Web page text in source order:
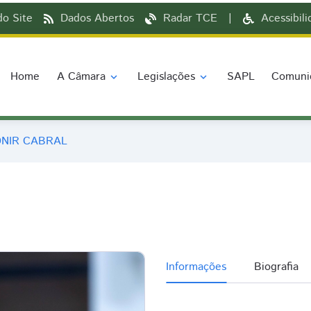
Site Dados Abertos Radar TCE |
Home A Câmara expand_more Legislações expand_more SAPL
CABRAL
Informações Biografia